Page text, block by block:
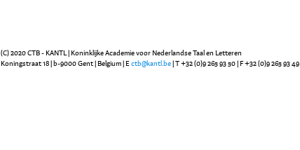
(C) 2020 CTB - KANTL | Koninklijke Academie voor Nederlandse Taal en Letteren
Koningstraat 18 | b-9000 Gent | Belgium | Ectb@kantl.be | T +32 (0)9 265 93 50 | F +32 (0)9 265 93 49